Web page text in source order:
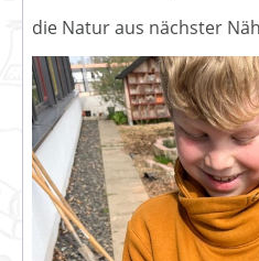
die Natur aus nächster